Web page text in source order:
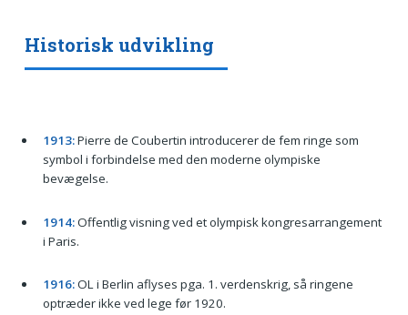
Historisk udvikling
1913:Pierre de Coubertin introducerer de fem ringe som
symbol i forbindelse med den moderne olympiske
bevægelse.
1914:Offentlig visning ved et olympisk kongresarrangement
i Paris.
1916:OL i Berlin aflyses pga. 1. verdenskrig, så ringene
optræder ikke ved lege før 1920.